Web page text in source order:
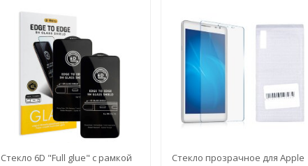
Стекло 6D "Full glue" с рамкой
Стекло прозрачное для Apple